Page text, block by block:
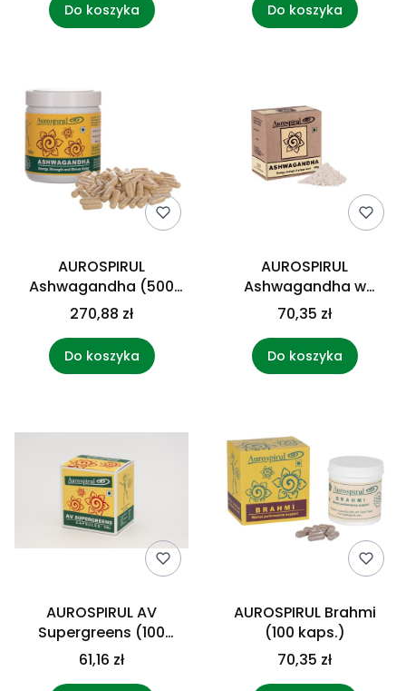
Do koszyka Do koszyka
AUROSPIRUL
Ashwagandha (500
kaps.)
270,88 zł
Do koszyka
AUROSPIRUL
Ashwagandha w
proszku (100 g)
70,35 zł
Do koszyka
AUROSPIRUL AV
Supergreens (100
kaps.)
61,16 zł
AUROSPIRUL Brahmi
(100 kaps.)
70,35 zł